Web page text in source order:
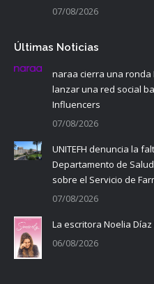
07/08/2026
Últimas Noticias
naraa cierra una ronda
lanzar una red social
Influencers
07/08/2026
UNITEFH denuncia la
Departamento de
sobre el Servicio de
07/08/2026
La escritora Noelia
06/08/2026